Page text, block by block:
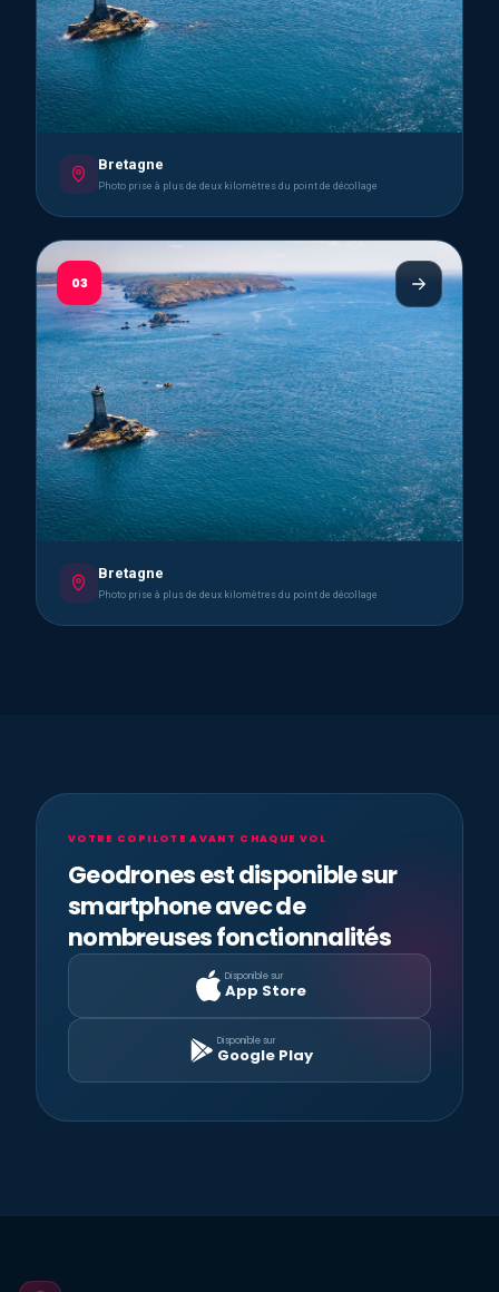
Bretagne
Photo prise à plus de deux kilomètres du point de décollage
03
Bretagne
Photo prise à plus de deux kilomètres du point de décollage
VOTRE COPILOTE AVANT CHAQUE VOL
Geodrones est disponible sur
smartphone avec de
nombreuses fonctionnalités
Disponible sur
App Store
Disponible sur
Google Play